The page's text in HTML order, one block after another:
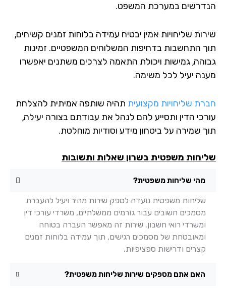
במערכת המשפט.
שליחויות אמין יבטיח עמידה בלוחות זמנים קשיחים,
התחשבות בדחיפות המשלוחים המשפטיים. זמינות
גמישות ויכולת התאמה לצרכים משתנים יאפשרו
יעיל לכל משימה.
שליחויות מקצועיתתהיה שותפה אמיתית להצלחת
הדין ותסייע להם לנהל את עבודתם בצורה יעילה,
שמירה על ביטחון מידע וסודיות מוחלטת.
משפטית בשרון שאלות ותשובות
מהי שליחות משפטית?
שליחות משפטית נועדה לספק שירות מהיר ויעיל להעברת
מסמכים חשובים עבור גורמים ממשלתיים, משרדי עורכי דין
ומשרדי רואי חשבון. שירות זה מאפשר העברה בטוחה
ומאובטחת של מסמכים רגישים, תוך עמידה בלוחות זמנים
קצרים ודרישות ספציפיות.
האם אתם מספקים שירות שליחות משפטית?